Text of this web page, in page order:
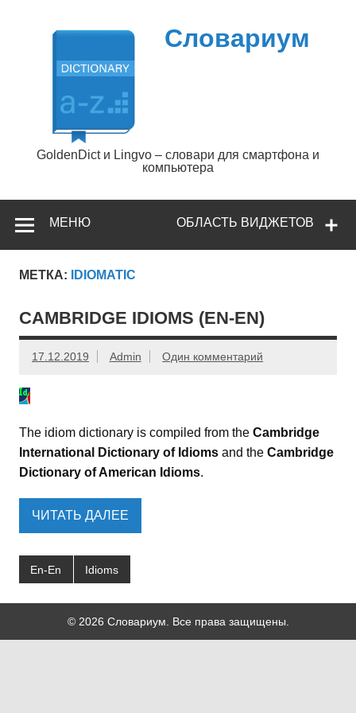
содержимому
Словариум
GoldenDict и Lingvo – словари для смартфона и
компьютера
ОБЛАСТЬ ВИДЖЕТОВ
МЕНЮ
МЕТКА: IDIOMATIC
CAMBRIDGE IDIOMS (EN-EN)
17.12.2019 Admin Один комментарий
The idiom dictionary is compiled from the Cambridge
International Dictionary of Idioms and the Cambridge
Dictionary of American Idioms.
ЧИТАТЬ ДАЛЕЕ
En-En Idioms
© 2026 Словариум. Все права защищены.